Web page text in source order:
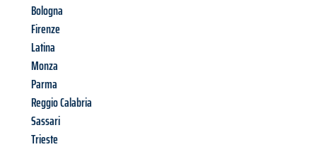
Bologna
Firenze
Latina
Monza
Parma
Reggio Calabria
Sassari
Trieste